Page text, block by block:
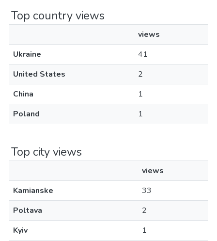
Top country views
views
Ukraine
41
United States
2
China
1
Poland
1
Top city views
views
Kamianske
33
Poltava
2
Kyiv
1